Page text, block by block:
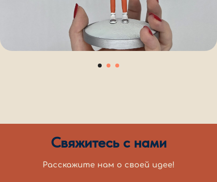
Свяжитесь с нами
Расскажите нам о своей идее!